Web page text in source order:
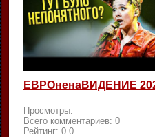
ЕВРОненаВИДЕНИЕ
Просмотры:
Всего комментариев: 0
Рейтинг: 0.0